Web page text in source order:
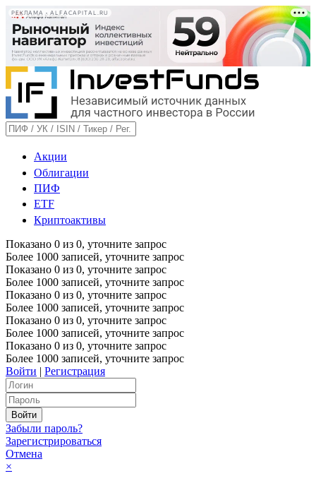
РЕКЛАМА • ALFACAPITAL.RU
Акции
Облигации
ПИФ
ETF
Криптоактивы
Показано 0 из 0, уточните запрос
Более 1000 записей, уточните запрос
Показано 0 из 0, уточните запрос
Более 1000 записей, уточните запрос
Показано 0 из 0, уточните запрос
Более 1000 записей, уточните запрос
Показано 0 из 0, уточните запрос
Более 1000 записей, уточните запрос
Показано 0 из 0, уточните запрос
Более 1000 записей, уточните запрос
Войти | Регистрация
Забыли пароль?
Зарегистрироваться
Отмена
×